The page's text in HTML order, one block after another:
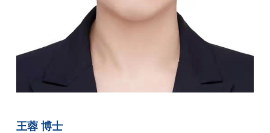
王蓉 博士